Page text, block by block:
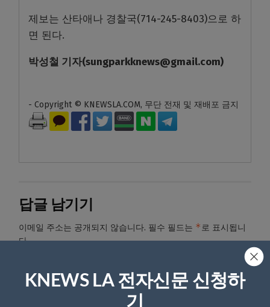
제보는 산타애나 경찰국(714-245-8403)으로 하
면 된다.
박성철 기자(sungparkknews@gmail.com)
- Copyright © KNEWSLA.COM, 무단 전재 및 재배포 금지
답글 남기기
이메일 주소는 공개되지 않습니다. 필수 필드는 *로 표시됩니
다
KNEWS LA 전자신문 신청하
기